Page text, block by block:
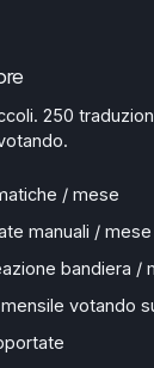
250
/ mese
manuali / mese
bandiera /
votando